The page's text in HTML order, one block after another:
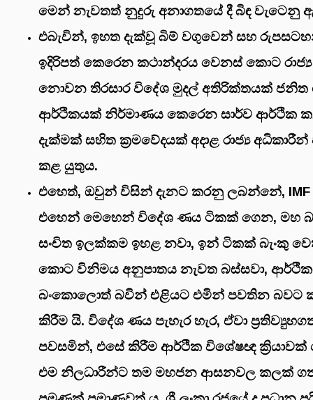
මෙන් නැවතත් නුදුරු අනාගතයේ දී බිඳ වැටෙනු
එබැවින්, ඉහත දැක්වූ බිම් වගුවෙන් සහ
ඉදිරිපත් කෙරෙන කථාන්දරය වෙනස් කොට
නොවන තිරසාර විදේශ මුදල් අතිරික්තයක් ජනිත
ආර්ථිකයක් නිර්මාණය කෙරෙන සාර්ව ආර්ථික
දැක්මක් සහිත ක්‍රමවේදයක් අදාළ රාජ්‍ය
කළ යුතුය.
එහෙත්, ඔවුන් විසින් දැනට කරනු ලබන්නේ, IMF
එහෙන් මෙහෙන් විදේශ ණය ටිකක් ගෙන, මහ
සංචිත ඉලක්කම ඉහළ නවා, ඉන් ටිකක් බැංකු
කොට විනිමය අනුපාතය නැවත බස්සවා,
බංකොලොත් බවින් එළියට එමින් පවතින බවට
කිරීම යි. විදේශ ණය පැහැර හැර, ඒවා
පවසමින්, එසේ කිරීම ආර්ථික විශේෂඥ
එම නිලධාරීන්ට තම මහජන ආසනවල කලක්